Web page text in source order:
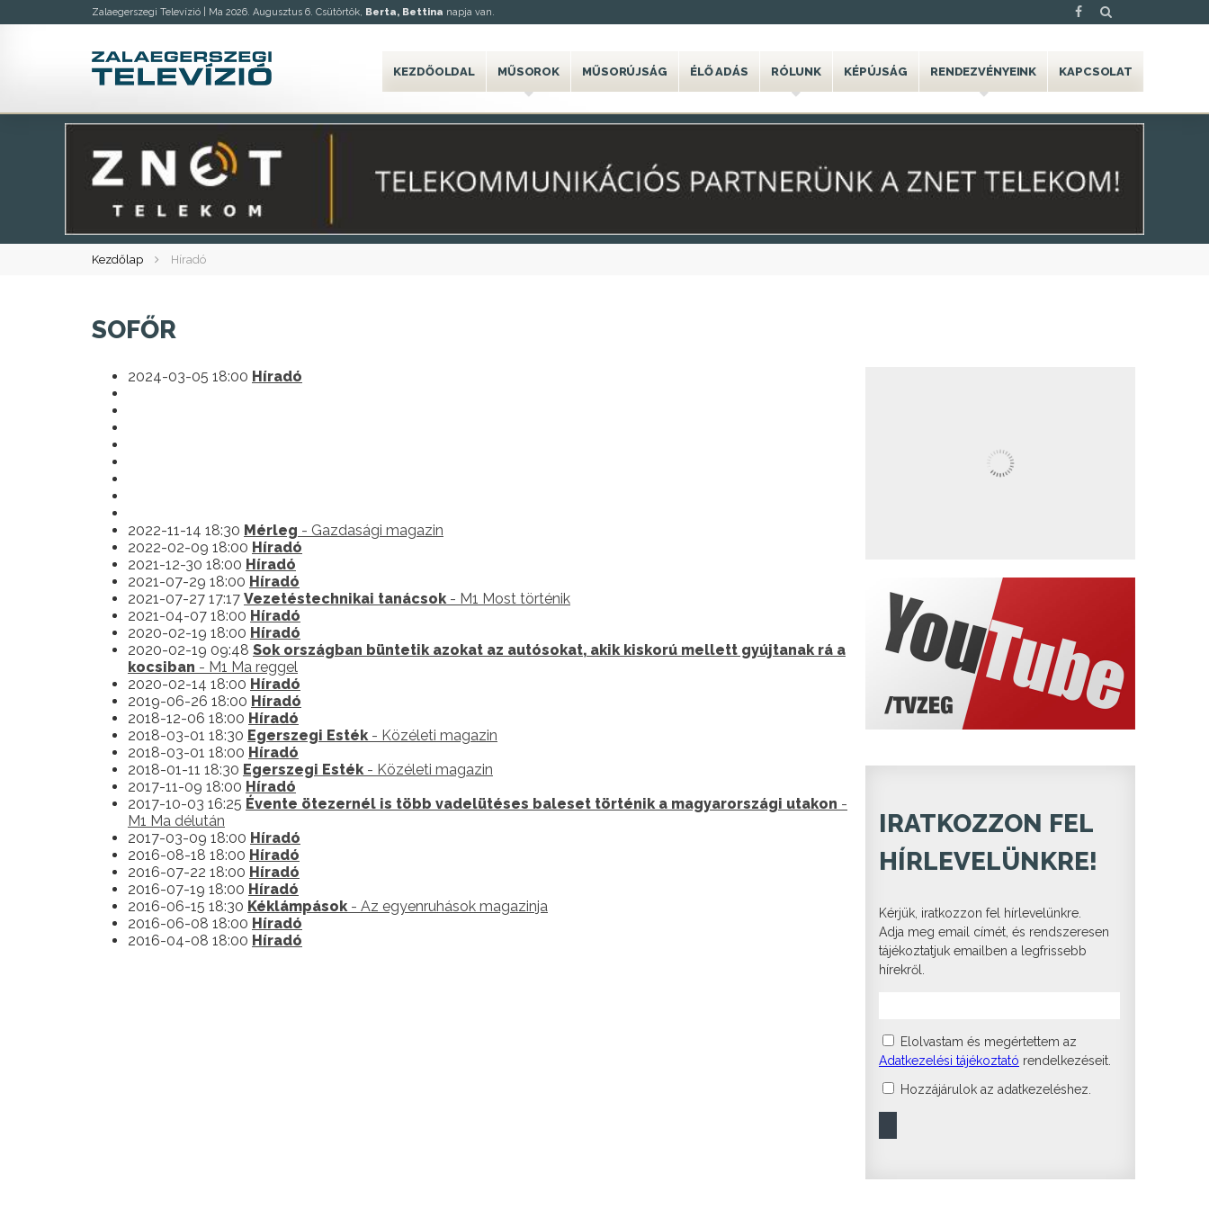
Zalaegerszegi Televízió | Ma 2026. Augusztus 6. Csütörtök, Berta, Bettina napja van.
KEZDŐOLDAL MŰSOROK MŰSORÚJSÁG ÉLŐ ADÁS RÓLUNK KÉPÚJSÁG RENDEZVÉNYEINK KAPCSOLAT
Kezdőlap Híradó
SOFŐR
2024-03-05 18:00 Híradó
2022-11-14 18:30 Mérleg - Gazdasági magazin
2022-02-09 18:00 Híradó
2021-12-30 18:00 Híradó
2021-07-29 18:00 Híradó
2021-07-27 17:17 Vezetéstechnikai tanácsok - M1 Most történik
2021-04-07 18:00 Híradó
2020-02-19 18:00 Híradó
2020-02-19 09:48 Sok országban büntetik azokat az autósokat, akik kiskorú mellett gyújtanak rá a
kocsiban - M1 Ma reggel
2020-02-14 18:00 Híradó
2019-06-26 18:00 Híradó
2018-12-06 18:00 Híradó
2018-03-01 18:30 Egerszegi Esték - Közéleti magazin
2018-03-01 18:00 Híradó
2018-01-11 18:30 Egerszegi Esték - Közéleti magazin
2017-11-09 18:00 Híradó
2017-10-03 16:25 Évente ötezernél is több vadelütéses baleset történik a magyarországi utakon -
M1 Ma délután
2017-03-09 18:00 Híradó
2016-08-18 18:00 Híradó
2016-07-22 18:00 Híradó
2016-07-19 18:00 Híradó
2016-06-15 18:30 Kéklámpások - Az egyenruhások magazinja
2016-06-08 18:00 Híradó
2016-04-08 18:00 Híradó
IRATKOZZON FEL
HÍRLEVELÜNKRE!
Kérjük, iratkozzon fel hírlevelünkre.
Adja meg email címét, és rendszeresen
tájékoztatjuk emailben a legfrissebb
hírekről.
Elolvastam és megértettem az
Adatkezelési tájékoztató rendelkezéseit.
Hozzájárulok az adatkezeléshez.